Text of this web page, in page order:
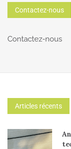
Contactez-nous
Contactez-nous
Articles récents